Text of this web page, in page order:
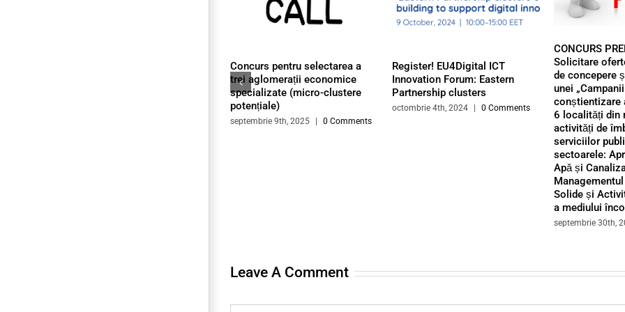
Concurs pentru selectarea a
trei aglomerații economice
specializate (micro-clustere
potențiale)
septembrie 9th, 2025 | 0 Comments
Register! EU4Digital ICT
Innovation Forum: Eastern
Partnership clusters
octombrie 4th, 2024 | 0 Comments
CONCURS
Solicitare
de concepere
unei
conștientizare
6 localități din
activități de
serviciilor
sectoarele:
Apă și
Solide și
a mediului
septembrie 30th,
Leave A Comment